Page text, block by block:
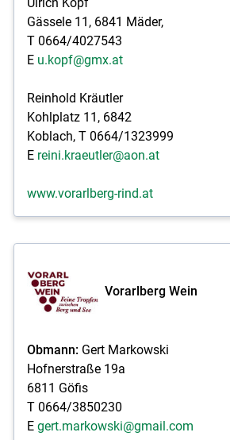
Gässele 11, 6841 Mäder,
T 0664/4027543
E u.kopf@gmx.at
Reinhold Kräutler
Kohlplatz 11, 6842
Koblach, T 0664/1323999
E reini.kraeutler@aon.at
www.vorarlberg-rind.at
Vorarlberg Wein
Obmann: Gert Markowski
Hofnerstraße 19a
6811 Göfis
T 0664/3850230
E gert.markowski@gmail.com